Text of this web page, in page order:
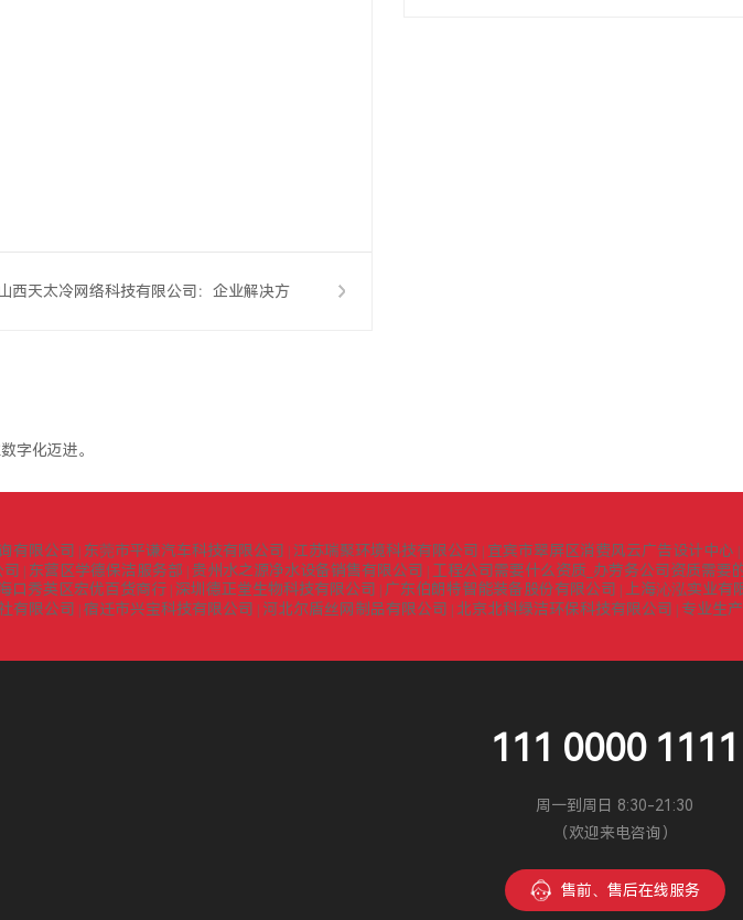
山西天太冷网络科技有限公司：企业解决方
字化迈进。
有限公司 东莞市平谦汽车科技有限公司 江苏瑞聚环境科技有限公司 宜宾市翠屏区消费风云广告设计中心
东营区学德保洁服务部 贵州水之源净水设备销售有限公司
工程公司需要什么资质_办劳务公司资质需要
口秀英区宏优百货商行 深圳德正堂生物科技有限公司 广东伯朗特智能装备股份有限公司
上海沁泓实业有
有限公司 宿迁市兴宝科技有限公司 河北尔盾丝网制品有限公司 北京北科绿洁环保科技有限公司
专业生
111 0000 1111
周一到周日 8:30-21:30
（欢迎来电咨询）
售前、售后在线服务